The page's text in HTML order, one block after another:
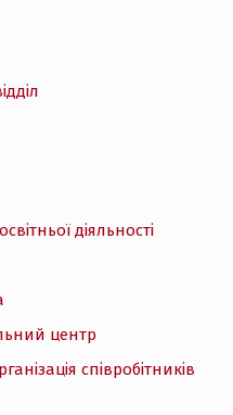
діяльності
центр
співробітників